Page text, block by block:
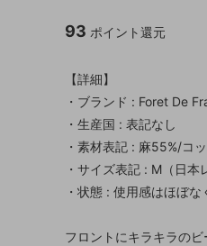
93 ポイント還元
【詳細】
・ブランド : Foret De
・生産国 : 表記なし
・素材表記 : 麻55%/コ
・サイズ表記 : M（日本
・状態 : 使用感はほぼ
フロントにキラキラのビ